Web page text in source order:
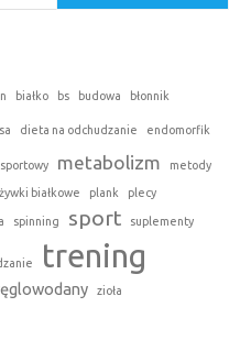
białko bs budowa błonnik
dieta na odchudzanie endomorfik
metabolizm metody
białkowe plank plecy
spinning sport suplementy
trening
zioła